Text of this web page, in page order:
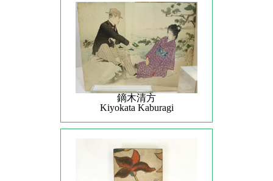
鏑木清方
Kiyokata Kaburagi